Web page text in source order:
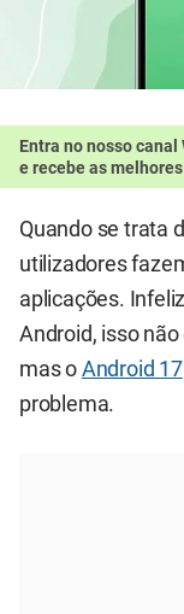
Entra no nosso canal
e recebe as
Quando se trata
utilizadores
aplicações.
Android, isso
mas o Android 17
problema.